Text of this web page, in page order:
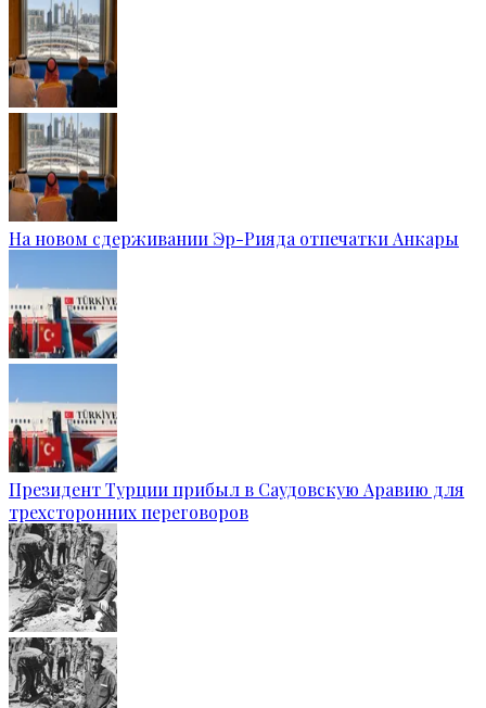
На новом сдерживании Эр-Рияда отпечатки Анкары
Президент Турции прибыл в Саудовскую Аравию для
трехсторонних переговоров